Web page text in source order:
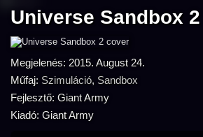
Universe Sandbox 2
Megjelenés: 2015. August 24.
Műfaj: Szimuláció, Sandbox
Fejlesztő: Giant Army
Kiadó: Giant Army